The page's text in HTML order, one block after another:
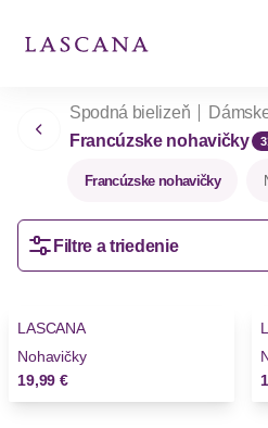
Spodná bielizeň
Francúzske nohavičky
Francúzske nohavičky
Filtre a triedenie
LASCANA
Nohavičky
19,99 €